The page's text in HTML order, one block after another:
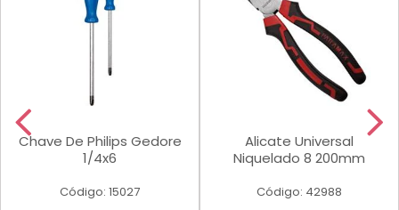
Chave De Philips Gedore
1/4x6
Código: 15027
Alicate Universal
Niquelado 8 200mm
Código: 42988